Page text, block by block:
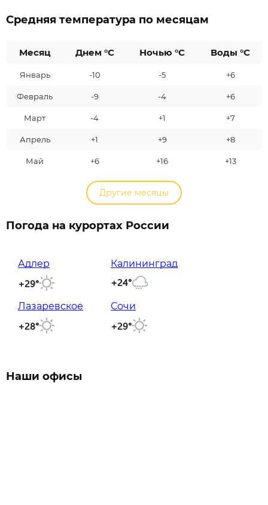
Средняя температура по месяцам
Месяц Днем °C Ночью °C Воды °C
Январь -10 -5 +6
Февраль -9 -4 +6
Март -4 +1 +7
Апрель +1 +9 +8
Май +6 +16 +13
Другие месяцы
Погода на курортах России
Адлер
+29°
Калининград
+24°
Лазаревское
+28°
Сочи
+29°
Наши офисы